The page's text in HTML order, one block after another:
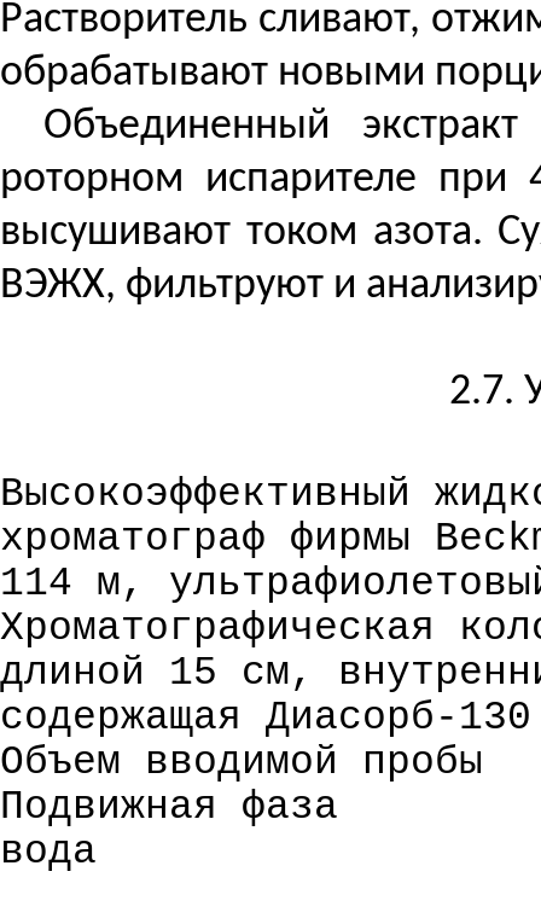
Растворитель сливают,
обрабатывают новыми
Объединенный
роторном испарителе при
высушивают током азота.
ВЭЖХ, фильтруют и
2.7.
Высокоэффективный
хроматограф фирмы
114 м,
Хроматографическая
длиной 15 см,
содержащая Диасорб-
Объем вводимой пробы
Подвижная фаза
вода